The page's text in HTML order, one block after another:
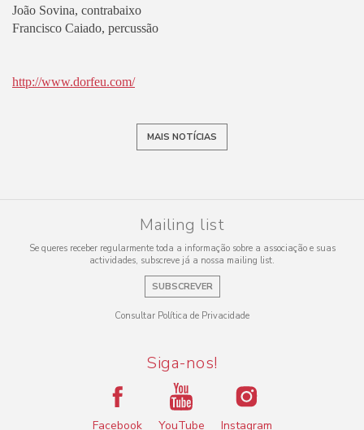
João Sovina, contrabaixo
Francisco Caiado, percussão
http://www.dorfeu.com/
MAIS NOTÍCIAS
Mailing list
Se queres receber regularmente toda a informação sobre a associação e suas
actividades, subscreve já a nossa mailing list.
SUBSCREVER
Consultar Política de Privacidade
Siga-nos!
Facebook YouTube Instagram